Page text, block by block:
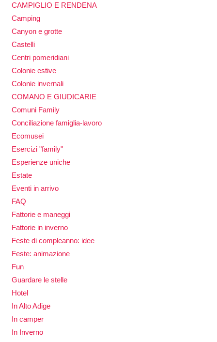
CAMPIGLIO E RENDENA
Camping
Canyon e grotte
Castelli
Centri pomeridiani
Colonie estive
Colonie invernali
COMANO E GIUDICARIE
Comuni Family
Conciliazione famiglia-lavoro
Ecomusei
Esercizi "family"
Esperienze uniche
Estate
Eventi in arrivo
FAQ
Fattorie e maneggi
Fattorie in inverno
Feste di compleanno: idee
Feste: animazione
Fun
Guardare le stelle
Hotel
In Alto Adige
In camper
In Inverno